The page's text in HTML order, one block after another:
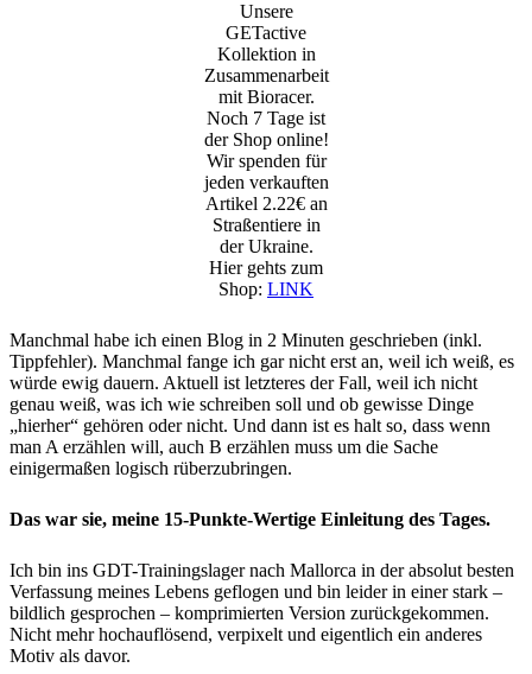
Unsere
GETactive
Kollektion in
Zusammenarbeit
mit Bioracer.
Noch 7 Tage ist
der Shop online!
Wir spenden für
jeden verkauften
Artikel 2.22€ an
Straßentiere in
der Ukraine.
Hier gehts zum
Shop: LINK
Manchmal habe ich einen Blog in 2 Minuten geschrieben (inkl.
Tippfehler). Manchmal fange ich gar nicht erst an, weil ich weiß, es
würde ewig dauern. Aktuell ist letzteres der Fall, weil ich nicht
genau weiß, was ich wie schreiben soll und ob gewisse Dinge
„hierher“ gehören oder nicht. Und dann ist es halt so, dass wenn
man A erzählen will, auch B erzählen muss um die Sache
einigermaßen logisch rüberzubringen.
Das war sie, meine 15-Punkte-Wertige Einleitung des Tages.
Ich bin ins GDT-Trainingslager nach Mallorca in der absolut besten
Verfassung meines Lebens geflogen und bin leider in einer stark –
bildlich gesprochen – komprimierten Version zurückgekommen.
Nicht mehr hochauflösend, verpixelt und eigentlich ein anderes
Motiv als davor.